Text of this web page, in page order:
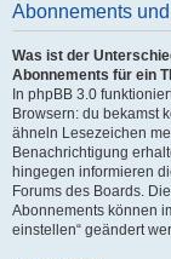
Abonnements
Was ist der
Abonnements für ein
In phpBB 3.0
Browsern: du bekamst
ähneln Lesezeichen
Benachrichtigung
hingegen informieren
Forums des Boards.
Abonnements können
einstellen“ geändert